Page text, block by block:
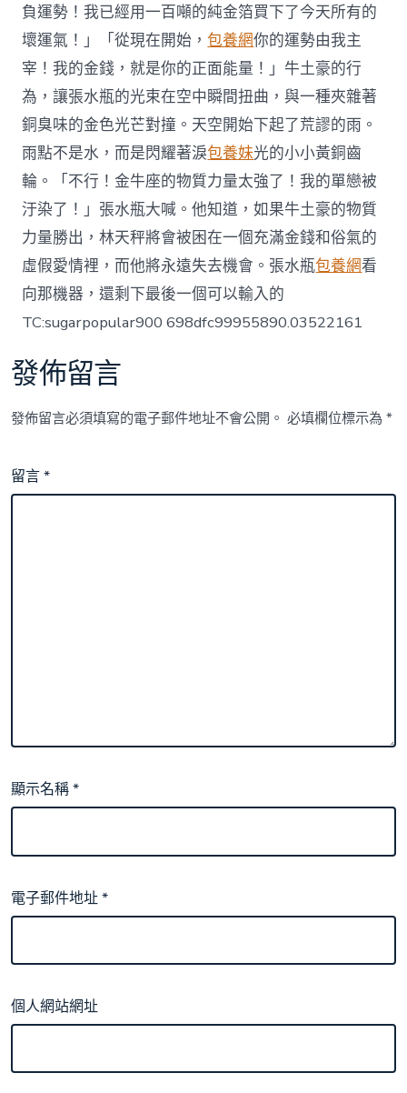
負運勢！我已經用一百噸的純金箔買下了今天所有的
壞運氣！」「從現在開始，包養網你的運勢由我主
宰！我的金錢，就是你的正面能量！」牛土豪的行
為，讓張水瓶的光束在空中瞬間扭曲，與一種夾雜著
銅臭味的金色光芒對撞。天空開始下起了荒謬的雨。
雨點不是水，而是閃耀著淚包養妹光的小小黃銅齒
輪。「不行！金牛座的物質力量太強了！我的單戀被
汙染了！」張水瓶大喊。他知道，如果牛土豪的物質
力量勝出，林天秤將會被困在一個充滿金錢和俗氣的
虛假愛情裡，而他將永遠失去機會。張水瓶包養網看
向那機器，還剩下最後一個可以輸入的
TC:sugarpopular900 698dfc99955890.03522161
發佈留言
發佈留言必須填寫的電子郵件地址不會公開。 必填欄位標示為*
留言*
顯示名稱*
電子郵件地址*
個人網站網址